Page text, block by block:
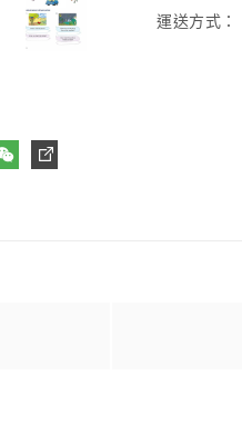
運送方式：